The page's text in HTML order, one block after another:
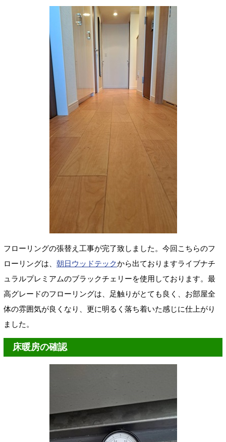
フローリングの張替え工事が完了致しました。今回こちらのフ
ローリングは、 朝日ウッドテックから出ておりますライブナチ
ュラルプレミアムのブラックチェリーを使用しております。最
高グレードのフローリングは、足触りがとても良く、お部屋全
体の雰囲気が良くなり、更に明るく落ち着いた感じに仕上がり
ました。
床暖房の確認